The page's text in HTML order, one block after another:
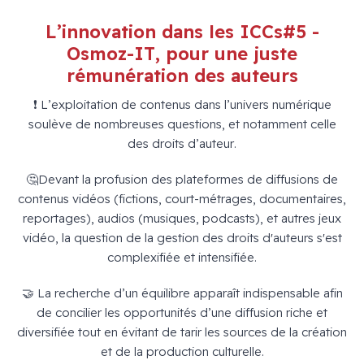
L’innovation dans les ICCs#5 -
Osmoz-IT, pour une juste
rémunération des auteurs
❗ L’exploitation de contenus dans l’univers numérique
soulève de nombreuses questions, et notamment celle
des droits d’auteur.
🤔Devant la profusion des plateformes de diffusions de
contenus vidéos (fictions, court-métrages, documentaires,
reportages), audios (musiques, podcasts), et autres jeux
vidéo, la question de la gestion des droits d'auteurs s'est
complexifiée et intensifiée.
🤝 La recherche d’un équilibre apparaît indispensable afin
de concilier les opportunités d’une diffusion riche et
diversifiée tout en évitant de tarir les sources de la création
et de la production culturelle.